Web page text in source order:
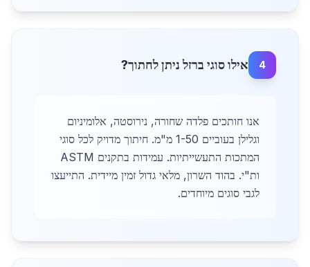
4 אילו סוגי ברזל ניתן לחתוך?
אנו חותכים פלדה שחורה, נירוסטה, אלומיניום
וגלילן בעוביים 1-50 מ"מ. חיתוך מדויק לכל סוגי
המתכות התעשייתיות. עמידות בתקנים ASTM
ות"י. בהוד השרון, מלאי גדול זמין מיידית. התייעצו
לגבי סוגים מיוחדים.